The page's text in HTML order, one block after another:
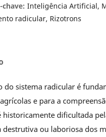
chave: Inteligência Artificial,
radicular, Rizotrons
do sistema radicular é
e para a
historicamente dificultada
destrutiva ou laboriosa dos